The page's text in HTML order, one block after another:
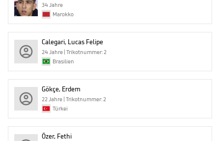
34 Jahre
Marokko
Calegari, Lucas Felipe
24 Jahre | Trikotnummer: 2
Brasilien
Gökçe, Erdem
22 Jahre | Trikotnummer: 2
Türkei
Özer, Fethi